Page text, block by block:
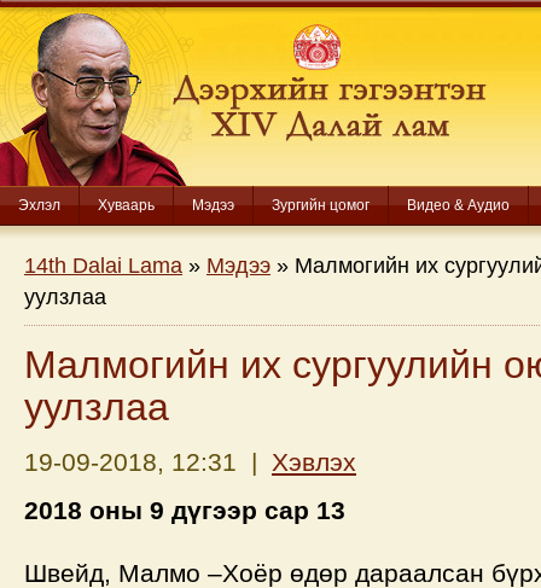
Эхлэл Хуваарь Мэдээ Зургийн цомог Видео & Аудио
14th Dalai Lama » Мэдээ » Малмогийн их
уулзлаа
Малмогийн их сургуулийн
уулзлаа
19-09-2018, 12:31 | Хэвлэх
2018 оны 9 дүгээр сар 13
Швейд, Малмо –Хоёр өдөр дараалсан